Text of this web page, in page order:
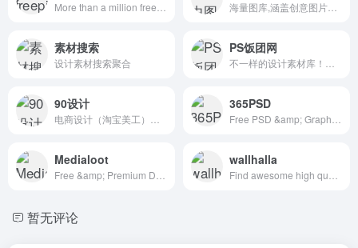
素材搜索
设计素材搜索聚合
PS饭团网
90设计 365PSD
Medialoot wallhalla
暂无评论